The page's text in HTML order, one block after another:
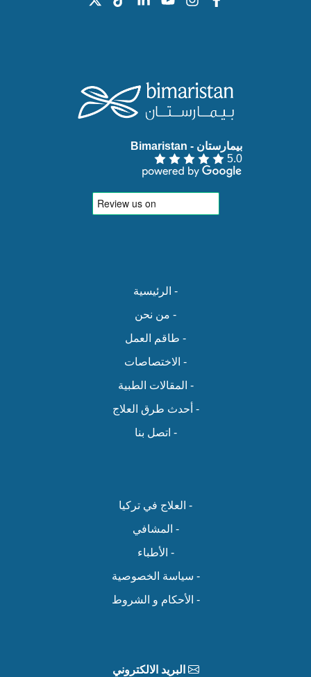
بيمارستان - Bimaristan‏
5.0
- الرئيسية
- من نحن
- طاقم العمل
- الاختصاصات
- المقالات الطبية
- أحدث طرق العلاج
- اتصل بنا
- العلاج في تركيا
- المشافي
- الأطباء
- سياسة الخصوصية
- الأحكام و الشروط
البريد الالكتروني